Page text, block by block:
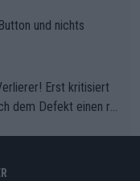
und nichts
Erst kritisiert
dem Defekt einen ro
einfuhr. Schlechter